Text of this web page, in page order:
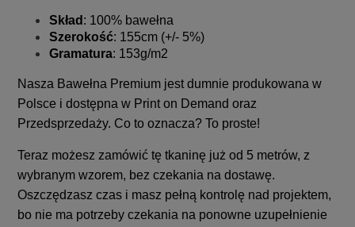
Skład : 100% bawełna
Szerokość: 155cm (+/- 5%)
Gramatura: 153g/m2
Nasza Bawełna Premium jest dumnie produkowana w
Polsce i dostępna w Print on Demand oraz
Przedsprzedaży. Co to oznacza? To proste!
Teraz możesz zamówić tę tkaninę już od 5 metrów, z
wybranym wzorem, bez czekania na dostawę.
Oszczędzasz czas i masz pełną kontrolę nad projektem,
bo nie ma potrzeby czekania na ponowne uzupełnienie